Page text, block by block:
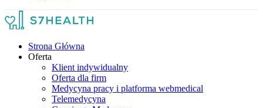
Strona Główna
Oferta
Klient indywidualny
Oferta dla firm
Medycyna pracy i platforma webmedical
Telemedycyna